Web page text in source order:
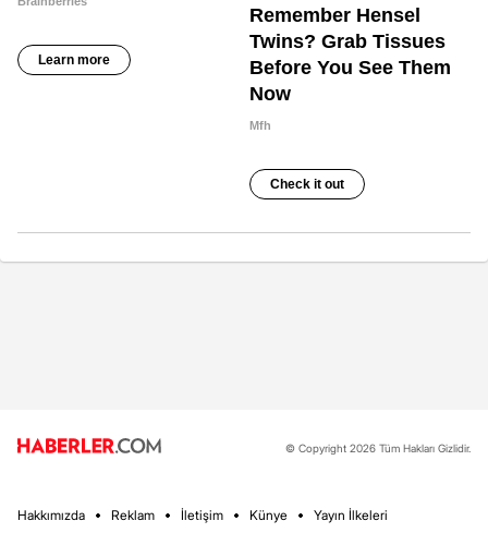
© Copyright 2026 Tüm Hakları Gizlidir.
Hakkımızda Reklam İletişim Künye Yayın İlkeleri